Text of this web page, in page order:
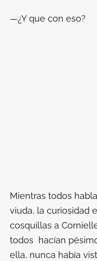
—¿Y que con eso?
Mientras todos
viuda, la curiosidad
cosquillas a
todos hacían
ella, nunca había